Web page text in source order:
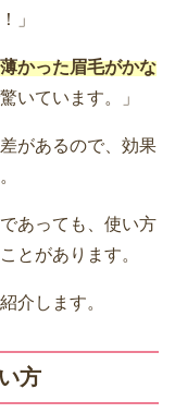
」
薄かった眉毛がかな
いています。」
があるので、効果
あっても、使い方
とがあります。
介します。
方